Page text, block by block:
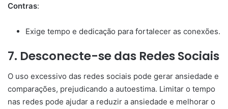
Contras:
Exige tempo e dedicação para fortalecer as conexões.
7. Desconecte-se das Redes Sociais
O uso excessivo das redes sociais pode gerar ansiedade e
comparações, prejudicando a autoestima. Limitar o tempo
nas redes pode ajudar a reduzir a ansiedade e melhorar o